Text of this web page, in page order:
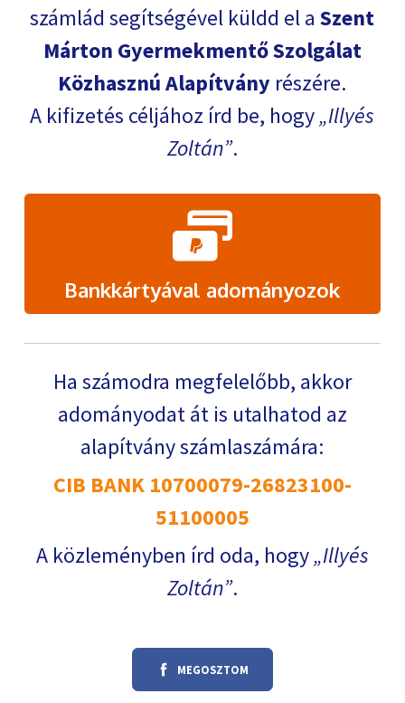
számlád segítségével küldd el aSzent
Márton Gyermekmentő Szolgálat
Közhasznú Alapítvány részére.
A kifizetés céljához írd be, hogy Illyés
Zoltán .
Bankkártyával adományozok
Ha számodra megfelelőbb, akkor
adományodat át is utalhatod az
alapítvány számlaszámára:
CIB BANK 10700079-26823100-
51100005
A közleményben írd oda, hogy Illyés
Zoltán .
MEGOSZTOM